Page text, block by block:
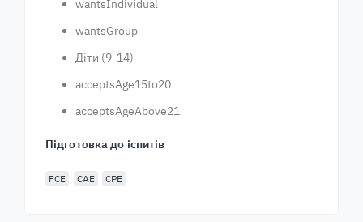
wantsIndividual
wantsGroup
Діти (9-14)
acceptsAge15to20
acceptsAgeAbove21
Підготовка до іспитів
FCE CAE CPE